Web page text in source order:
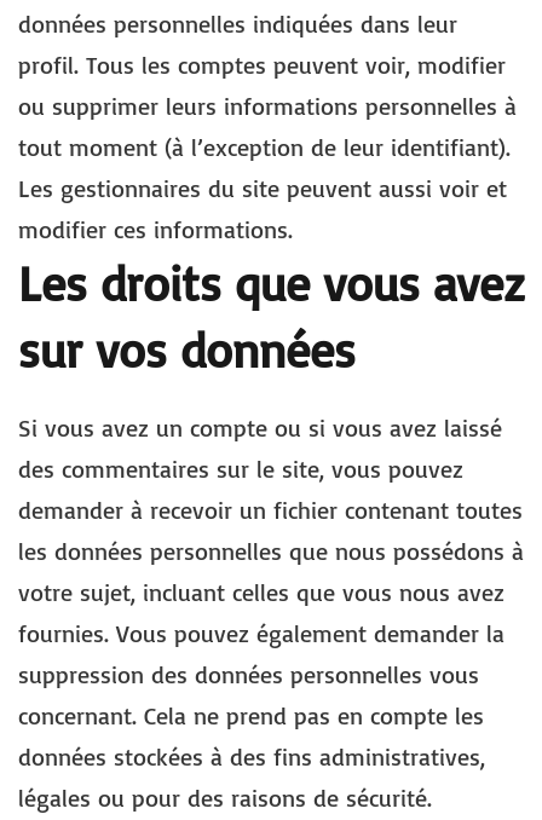
données personnelles indiquées dans leur
profil. Tous les comptes peuvent voir, modifier
ou supprimer leurs informations personnelles à
tout moment (à l’exception de leur identifiant).
Les gestionnaires du site peuvent aussi voir et
modifier ces informations.
Les droits que vous avez
sur vos données
Si vous avez un compte ou si vous avez laissé
des commentaires sur le site, vous pouvez
demander à recevoir un fichier contenant toutes
les données personnelles que nous possédons à
votre sujet, incluant celles que vous nous avez
fournies. Vous pouvez également demander la
suppression des données personnelles vous
concernant. Cela ne prend pas en compte les
données stockées à des fins administratives,
légales ou pour des raisons de sécurité.